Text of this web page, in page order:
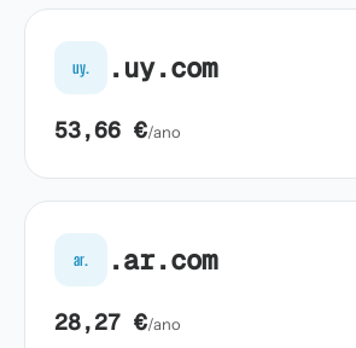
uy. .uy.com
53,66 €/ano
ar. .ar.com
28,27 €/ano